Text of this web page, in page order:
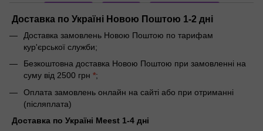
Доставка по Україні Новою Поштою 1-2 дні
Доставка замовлень Новою Поштою по тарифам
кур'єрської служби;
Безкоштовна доставка Новою Поштою при замовленні на
суму від 2500 грн *;
Оплата замовлень онлайн на сайті або при отриманні
(післяплата)
Доставка по Україні Meest 1-4 дні